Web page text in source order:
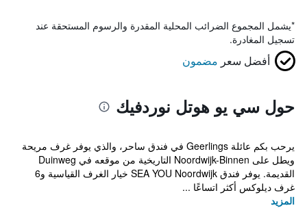
*يشمل المجموع الضرائب المحلية المقدرة والرسوم المستحقة عند
تسجيل المغادرة.
أفضل سعر مضمون
حول سي يو هوتل نوردفيك
يرحب بكم عائلة Geerlings في فندق ساحر، والذي يوفر غرف مريحة
ويطل على Noordwijk-Binnen التاريخية من موقعه في Duinweg
القديمة. يوفر فندق SEA YOU Noordwijk خيار الغرف القياسية و6
غرف ديلوكس أكثر اتساعًا ...
المزيد